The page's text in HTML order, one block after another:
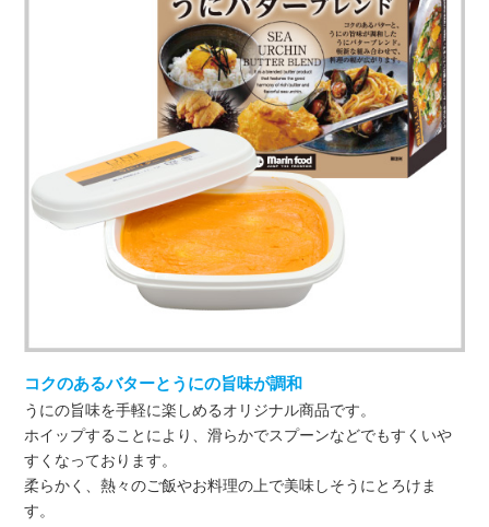
コクのあるバターとうにの旨味が調和
うにの旨味を手軽に楽しめるオリジナル商品です。
ホイップすることにより、滑らかでスプーンなどでもすくいや
すくなっております。
柔らかく、熱々のご飯やお料理の上で美味しそうにとろけま
す。